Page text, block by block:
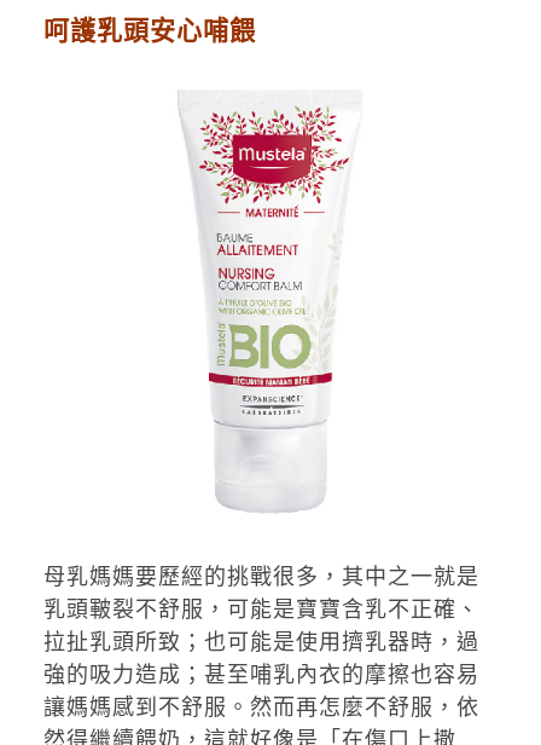
呵護乳頭安心哺餵
母乳媽媽要歷經的挑戰很多，其中之一就是
乳頭皸裂不舒服，可能是寶寶含乳不正確、
拉扯乳頭所致；也可能是使用擠乳器時，過
強的吸力造成；甚至哺乳內衣的摩擦也容易
讓媽媽感到不舒服。然而再怎麼不舒服，依
然得繼續餵奶，這就好像是「在傷口上撒